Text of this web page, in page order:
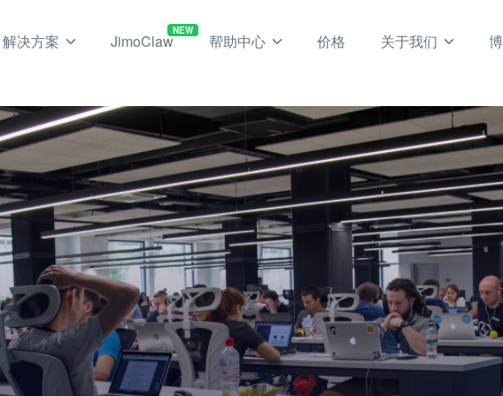
解决方案 JimoClaw
NEW
帮助中心 价格 关于我们